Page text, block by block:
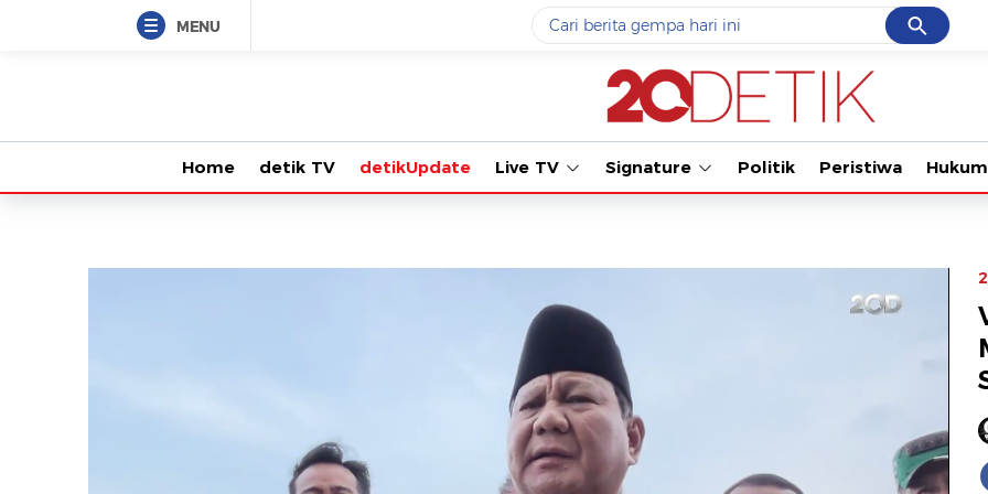
MENU Cancel
Yang sedang ramai dicari
data live draw sgp
#3prabowo
#5gempa hari ini
Promoted
Terakhir yang dicari
Loading...
Tonton kabar
Home detik TV detikUpdate Live TV Signature Politik Peristiwa Hukum